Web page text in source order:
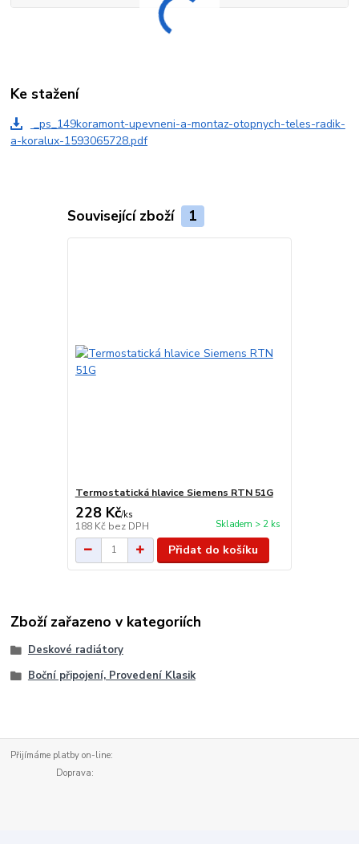
Ke stažení
_ps_149koramont-upevneni-a-montaz-otopnych-teles-radik-
a-koralux-1593065728.pdf
Související zboží 1
Termostatická hlavice Siemens RTN 51G
228 Kč/ks
188 Kč bez DPH Skladem > 2 ks
Přidat do košíku
Zboží zařazeno v kategoriích
Deskové radiátory
Boční připojení, Provedení Klasik
Přijímáme platby on-line:
Doprava: